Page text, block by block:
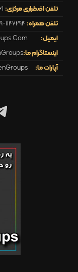
تلفن اضطراری مرکزی:
تلفن همراه:
ایمیل:
اینستاگرام ما:
آپارات ما: